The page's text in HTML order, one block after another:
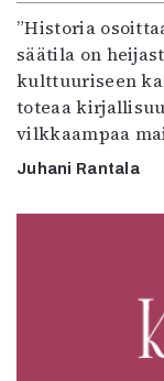
”Historia
säätila on
kulttuuriseen
toteaa
vilkkaampaa
Juhani Rantala